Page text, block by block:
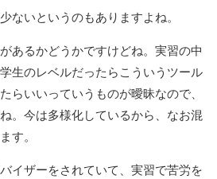
ないというのもありますよね。
あるかどうかですけどね。実習の中
生のレベルだったらこういうツール
らいいっていうものが曖昧なので、
。今は多様化しているから、なお混
す。
バイザーをされていて、実習で苦労を